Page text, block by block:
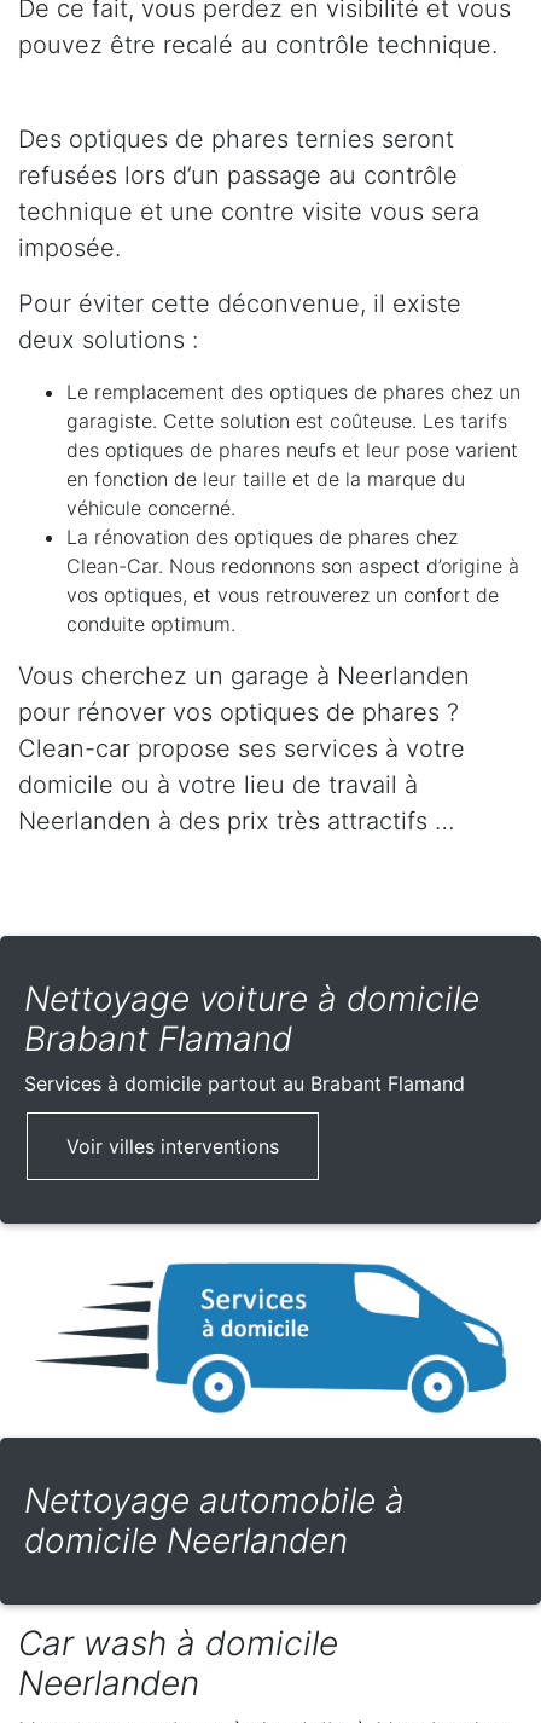
De ce fait, vous perdez en visibilité et vous
pouvez être recalé au contrôle technique.
Des optiques de phares ternies seront
refusées lors d’un passage au contrôle
technique et une contre visite vous sera
imposée.
Pour éviter cette déconvenue, il existe
deux solutions :
Le remplacement des optiques de phares chez un
garagiste. Cette solution est coûteuse. Les tarifs
des optiques de phares neufs et leur pose varient
en fonction de leur taille et de la marque du
véhicule concerné.
La rénovation des optiques de phares chez
Clean-Car. Nous redonnons son aspect d’origine à
vos optiques, et vous retrouverez un confort de
conduite optimum.
Vous cherchez un garage à Neerlanden
pour rénover vos optiques de phares ?
Clean-car propose ses services à votre
domicile ou à votre lieu de travail à
Neerlanden à des prix très attractifs …
Nettoyage voiture à domicile
Brabant Flamand
Services à domicile partout au Brabant Flamand
Voir villes interventions
Nettoyage automobile à
domicile Neerlanden
Car wash à domicile
Neerlanden